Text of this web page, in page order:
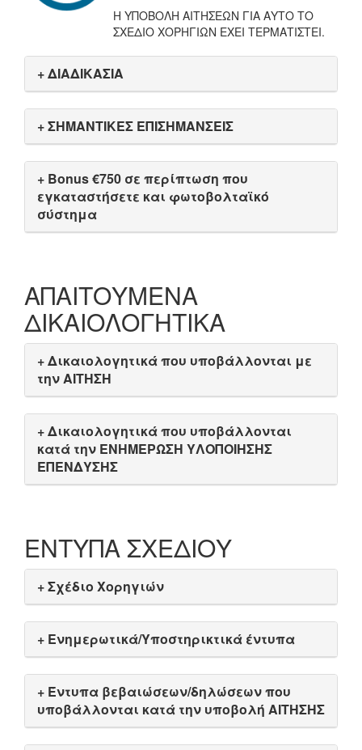
Η ΥΠΟΒΟΛΗ ΑΙΤΗΣΕΩΝ ΓΙΑ ΑΥΤΟ ΤΟ
ΣΧΕΔΙΟ ΧΟΡΗΓΙΩΝ ΕΧΕΙ ΤΕΡΜΑΤΙΣΤΕΙ.
+ ΔΙΑΔΙΚΑΣΙΑ
+ ΣΗΜΑΝΤΙΚΕΣ ΕΠΙΣΗΜΑΝΣΕΙΣ
+ Bonus €750 σε περίπτωση που
εγκαταστήσετε και φωτοβολταϊκό
σύστημα
ΑΠΑΙΤΟΥΜΕΝΑ
ΔΙΚΑΙΟΛΟΓΗΤΙΚΑ
+ Δικαιολογητικά που υποβάλλονται με
την ΑΙΤΗΣΗ
+ Δικαιολογητικά που υποβάλλονται
κατά την ΕΝΗΜΕΡΩΣΗ ΥΛΟΠΟΙΗΣΗΣ
ΕΠΕΝΔΥΣΗΣ
ΕΝΤΥΠΑ ΣΧΕΔΙΟΥ
+ Σχέδιο Χορηγιών
+ Ενημερωτικά/Υποστηρικτικά έντυπα
+ Έντυπα βεβαιώσεων/δηλώσεων που
υποβάλλονται κατά την υποβολή ΑΙΤΗΣΗΣ